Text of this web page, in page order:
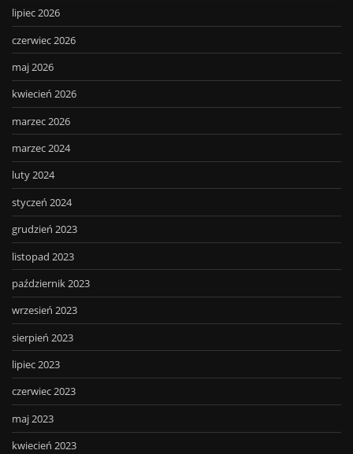
lipiec 2026
czerwiec 2026
maj 2026
kwiecień 2026
marzec 2026
marzec 2024
luty 2024
styczeń 2024
grudzień 2023
listopad 2023
październik 2023
wrzesień 2023
sierpień 2023
lipiec 2023
czerwiec 2023
maj 2023
kwiecień 2023